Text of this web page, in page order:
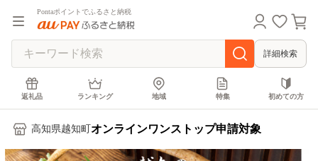
Pontaポイントでふるさと納税
詳細検索
返礼品 ランキング 地域 特集 初めての方
高知県越知町 オンラインワンストップ申請対象